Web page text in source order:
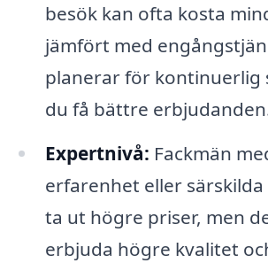
besök kan ofta kosta
jämfört med
planerar för kontinuerlig
du få bättre
Expertnivå: Fackmän
erfarenhet eller
ta ut högre priser, men
erbjuda högre kvalitet